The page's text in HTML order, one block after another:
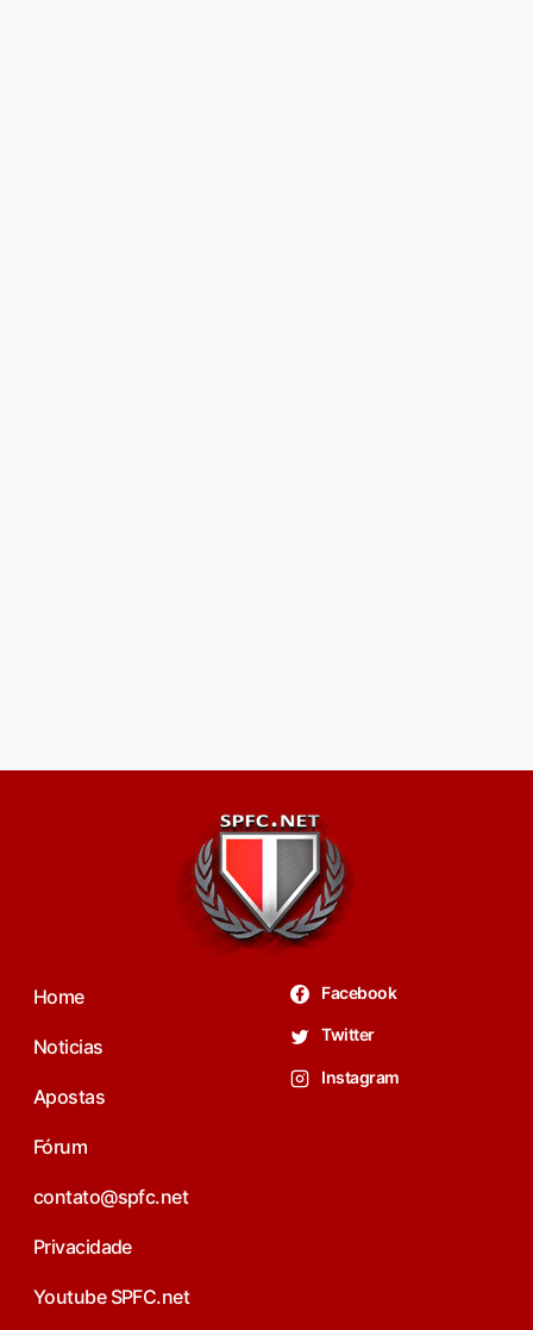
Home
Noticias
Apostas
Fórum
contato@spfc.net
Privacidade
Youtube SPFC.net
Facebook
Twitter
Instagram